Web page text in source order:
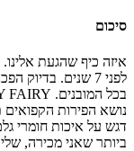
סיכום
לפני 7 שנים.
נושא הפירות
דגש על איכות חומרי
ביותר שאני מכירה,